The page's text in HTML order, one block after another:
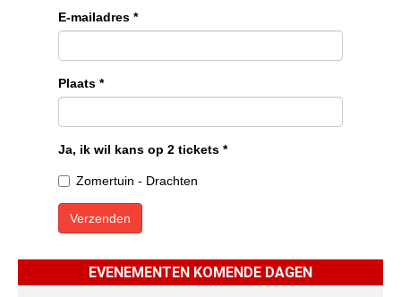
EVENEMENTEN KOMENDE DAGEN